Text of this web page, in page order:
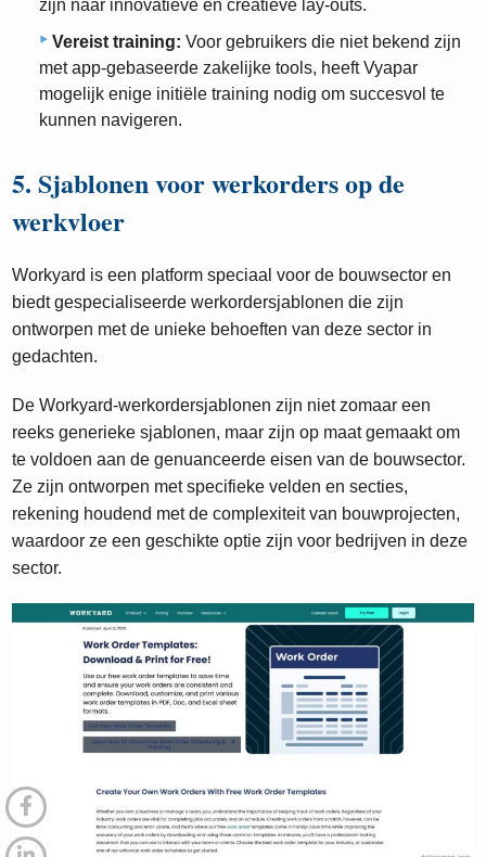
zijn naar innovatieve en creatieve lay-outs.
Vereist training: Voor gebruikers die niet bekend zijn
met app-gebaseerde zakelijke tools, heeft Vyapar
mogelijk enige initiële training nodig om succesvol te
kunnen navigeren.
5. Sjablonen voor werkorders op de
werkvloer
Workyard is een platform speciaal voor de bouwsector en
biedt gespecialiseerde werkordersjablonen die zijn
ontworpen met de unieke behoeften van deze sector in
gedachten.
De Workyard-werkordersjablonen zijn niet zomaar een
reeks generieke sjablonen, maar zijn op maat gemaakt om
te voldoen aan de genuanceerde eisen van de bouwsector.
Ze zijn ontworpen met specifieke velden en secties,
rekening houdend met de complexiteit van bouwprojecten,
waardoor ze een geschikte optie zijn voor bedrijven in deze
sector.